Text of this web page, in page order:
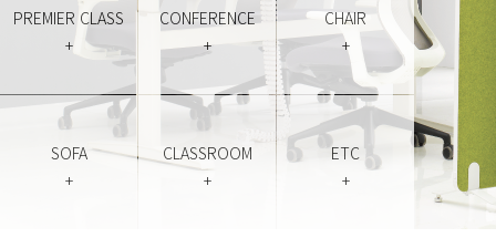
Etc
PREMIER CLASS
+
CONFERENCE
+
CHAIR
+
SOFA
+
CLASSROOM
+
ETC
+